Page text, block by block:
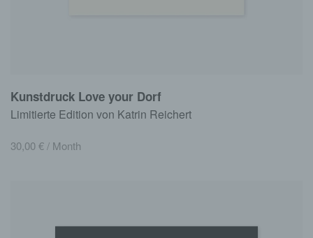
Kunstdruck Love your Dorf
Limitierte Edition von Katrin Reichert
30,00€/ Month